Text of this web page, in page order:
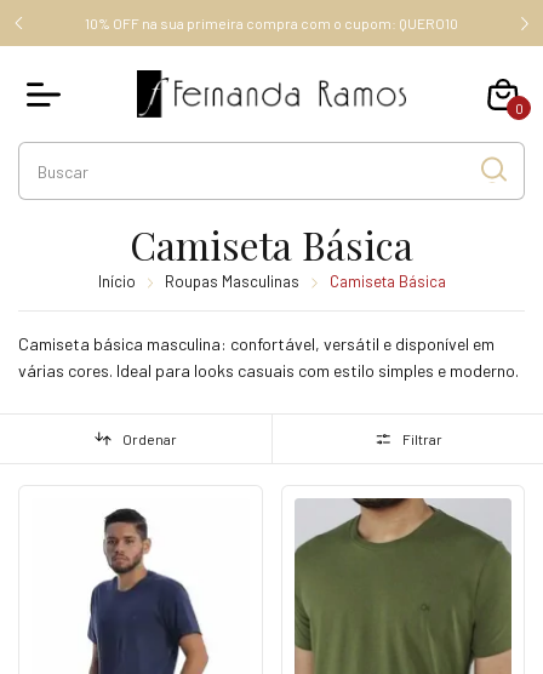
349,00, OUTROS ESTADOS.
0
Camiseta Básica
Início Roupas Masculinas Camiseta Básica
Camiseta básica masculina: confortável, versátil e disponível em
várias cores. Ideal para looks casuais com estilo simples e moderno.
Ordenar Filtrar